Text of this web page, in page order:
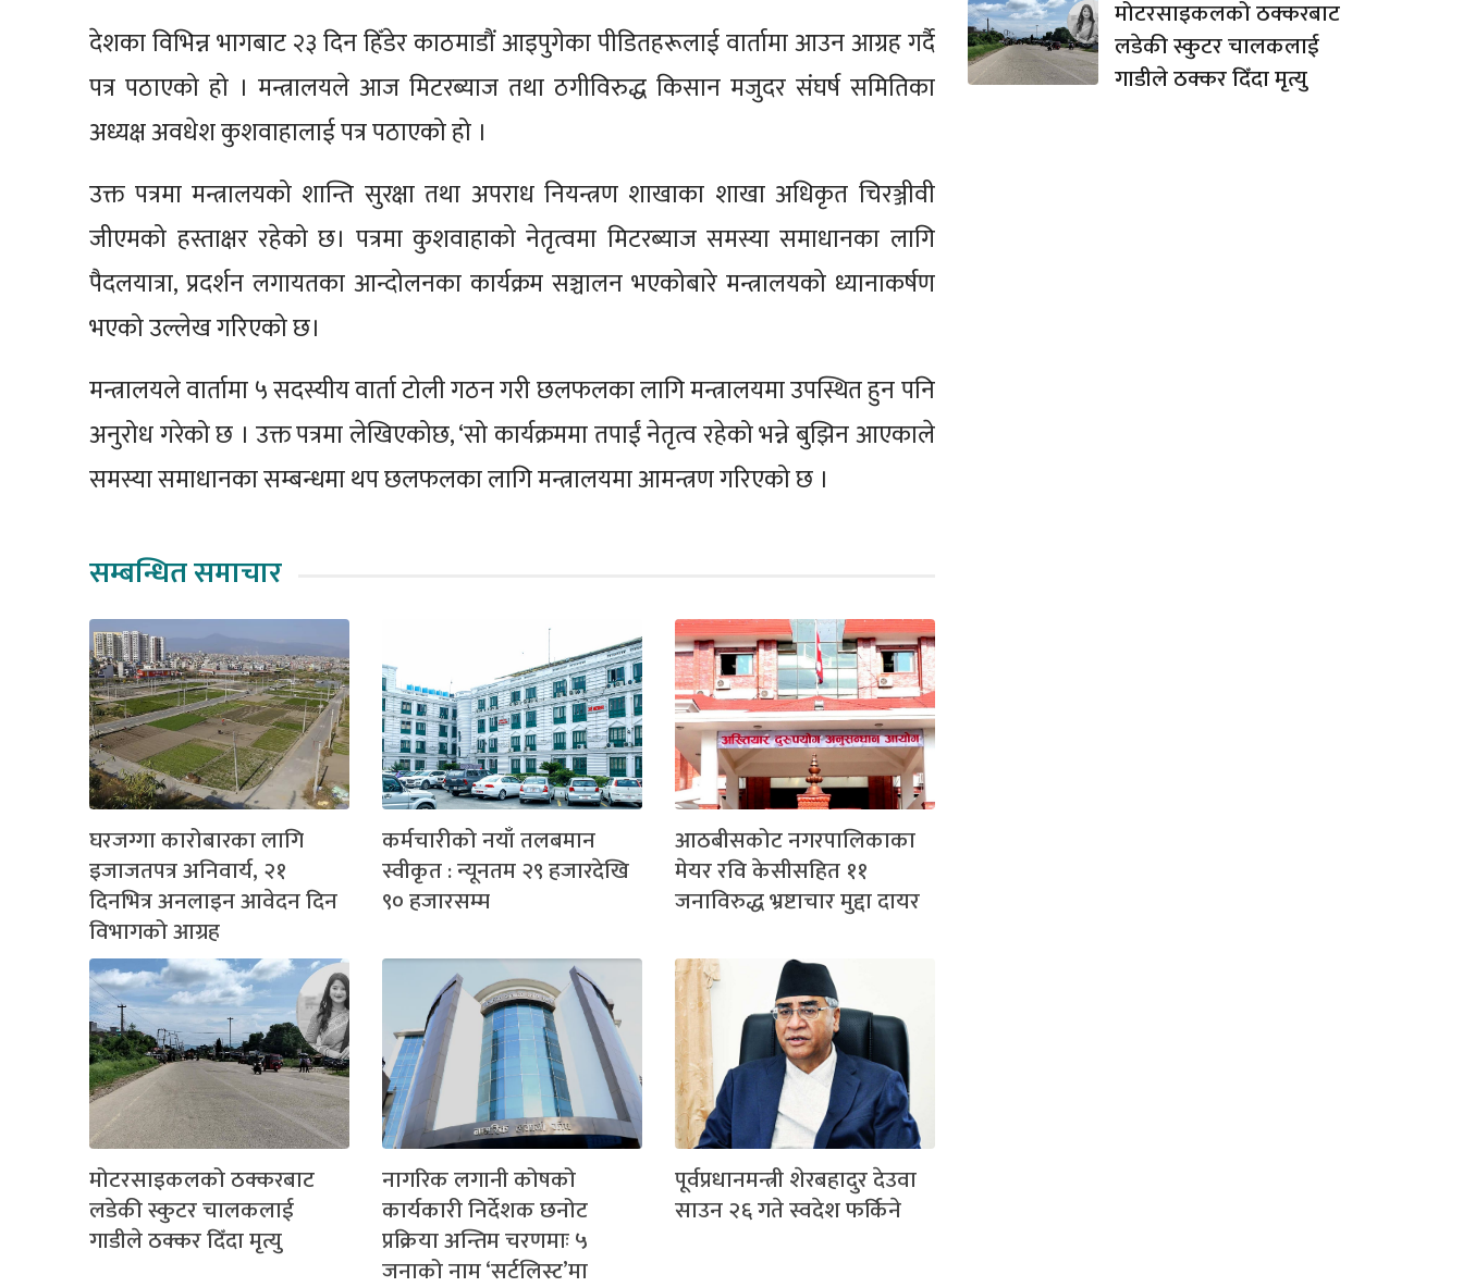
देशका विभिन्न भागबाट २३ दिन हिँडेर काठमाडौं आइपुगेका पीडितहरूलाई वार्तामा आउन आग्रह गर्दै
पत्र पठाएको हो । मन्त्रालयले आज मिटरब्याज तथा ठगीविरुद्ध किसान मजुदर संघर्ष समितिका
अध्यक्ष अवधेश कुशवाहालाई पत्र पठाएको हो ।
उक्त पत्रमा मन्त्रालयको शान्ति सुरक्षा तथा अपराध नियन्त्रण शाखाका शाखा अधिकृत चिरञ्जीवी
जीएमको हस्ताक्षर रहेको छ। पत्रमा कुशवाहाको नेतृत्वमा मिटरब्याज समस्या समाधानका लागि
पैदलयात्रा, प्रदर्शन लगायतका आन्दोलनका कार्यक्रम सञ्चालन भएकोबारे मन्त्रालयको ध्यानाकर्षण
भएको उल्लेख गरिएको छ।
मन्त्रालयले वार्तामा ५ सदस्यीय वार्ता टोली गठन गरी छलफलका लागि मन्त्रालयमा उपस्थित हुन पनि
अनुरोध गरेको छ । उक्त पत्रमा लेखिएकोछ, ‘सो कार्यक्रममा तपाईं नेतृत्व रहेको भन्ने बुझिन आएकाले
समस्या समाधानका सम्बन्धमा थप छलफलका लागि मन्त्रालयमा आमन्त्रण गरिएको छ ।
सम्बन्धित समाचार
घरजग्गा कारोबारका लागि
इजाजतपत्र अनिवार्य, २१
दिनभित्र अनलाइन आवेदन दिन
विभागको आग्रह
कर्मचारीको नयाँ तलबमान
स्वीकृत : न्यूनतम २९ हजारदेखि
९० हजारसम्म
आठबीसकोट नगरपालिकाका
मेयर रवि केसीसहित ११
जनाविरुद्ध भ्रष्टाचार मुद्दा दायर
मोटरसाइकलको ठक्करबाट
लडेकी स्कुटर चालकलाई
गाडीले ठक्कर दिँदा मृत्यु
नागरिक लगानी कोषको
कार्यकारी निर्देशक छनोट
प्रक्रिया अन्तिम चरणमाः ५
जनाको नाम ‘सर्टलिस्ट’मा
पूर्वप्रधानमन्त्री शेरबहादुर देउवा
साउन २६ गते स्वदेश फर्किने
मोटरसाइकलको ठक्करबाट
लडेकी स्कुटर चालकलाई
गाडीले ठक्कर दिँदा मृत्यु